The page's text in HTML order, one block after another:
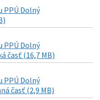
PPÚ Dolný
PPÚ Dolný
časť (16,7 MB)
PPÚ Dolný
časť (2,9 MB)